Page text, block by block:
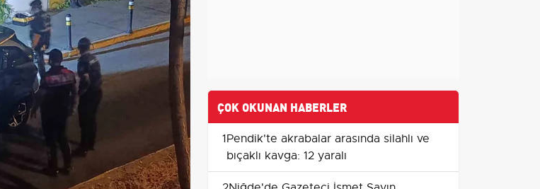
ÇOK OKUNAN HABERLER
1Pendik'te akrabalar arasında silahlı ve
bıçaklı kavga: 12 yaralı